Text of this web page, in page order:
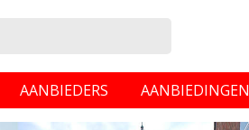
AANBIEDERS AANBIEDINGEN